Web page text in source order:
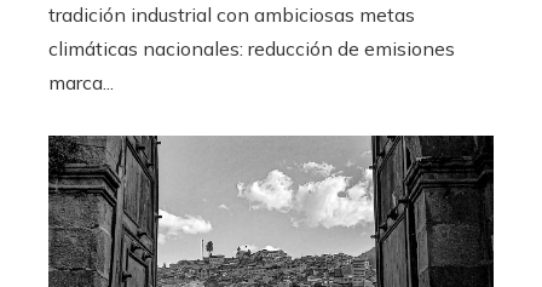
tradición industrial con ambiciosas metas
climáticas nacionales: reducción de emisiones
marca...